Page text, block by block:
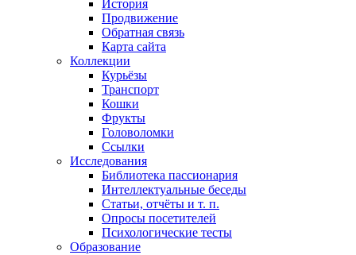
История
Продвижение
Обратная связь
Карта сайта
Коллекции
Курьёзы
Транспорт
Кошки
Фрукты
Головоломки
Ссылки
Исследования
Библиотека пассионария
Интеллектуальные беседы
Статьи, отчёты и т. п.
Опросы посетителей
Психологические тесты
Образование